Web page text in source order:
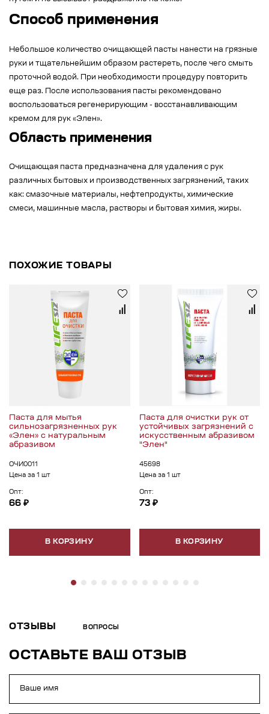
Способ применения
Небольшое количество очищающей пасты нанести на грязные
руки и тщательнейшим образом растереть, после чего смыть
проточной водой. При необходимости процедуру повторить
еще раз. После использования пасты рекомендовано
воспользоваться регенерирующим - восстанавливающим
кремом для рук «Элен».
Область применения
Очищающая паста предназначена для удаления с рук
различных бытовых и производственных загрязнений, таких
как: смазочные материалы, нефтепродукты, химические
смеси, машинные масла, растворы и бытовая химия, жиры.
ПОХОЖИЕ ТОВАРЫ
Паста для мытья
сильнозагрязненных рук
«Элен» с натуральным
абразивом
ОЧИ0011
Цена за 1 шт
Опт:
66 ₽
В КОРЗИНУ
Паста для очистки рук от
устойчивых загрязнений с
искусственным абразивом
"Элен"
45698
Цена за 1 шт
Опт:
73 ₽
В КОРЗИНУ
ОТЗЫВЫ ВОПРОСЫ
ОСТАВЬТЕ ВАШ ОТЗЫВ